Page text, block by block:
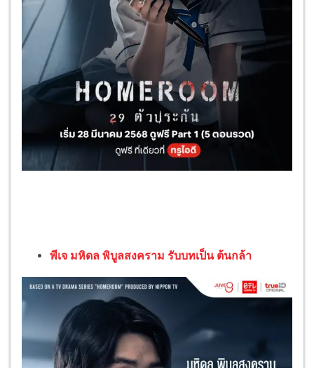
พีเจ มหิดล พิบูลสงคราม รับบทเป็น ต้นกล้า